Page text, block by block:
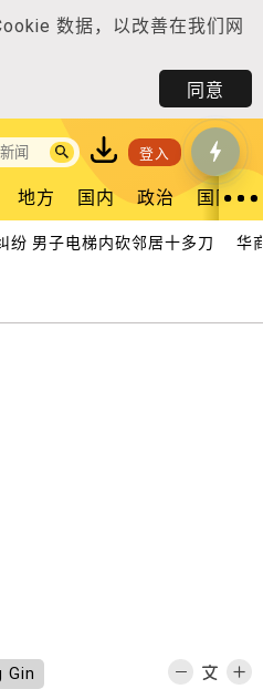
数据，以改善在我们网
同意
登入
地方 国内 政治 国际
男子电梯内砍邻居十多刀 华商
Gin